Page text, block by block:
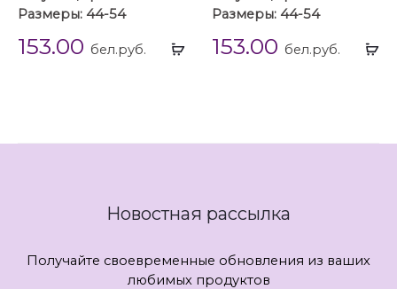
Выбрать
Размеры: 44-54
153.00 бел.руб.
Размеры: 44-54
153.00 бел.руб.
Новостная рассылка
Получайте своевременные обновления из ваших
любимых продуктов